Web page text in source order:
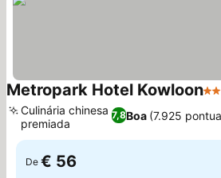
Metropark Hotel Kowloon4
7,8Boa (7.925
Culinária chinesa
premiada
De € 56